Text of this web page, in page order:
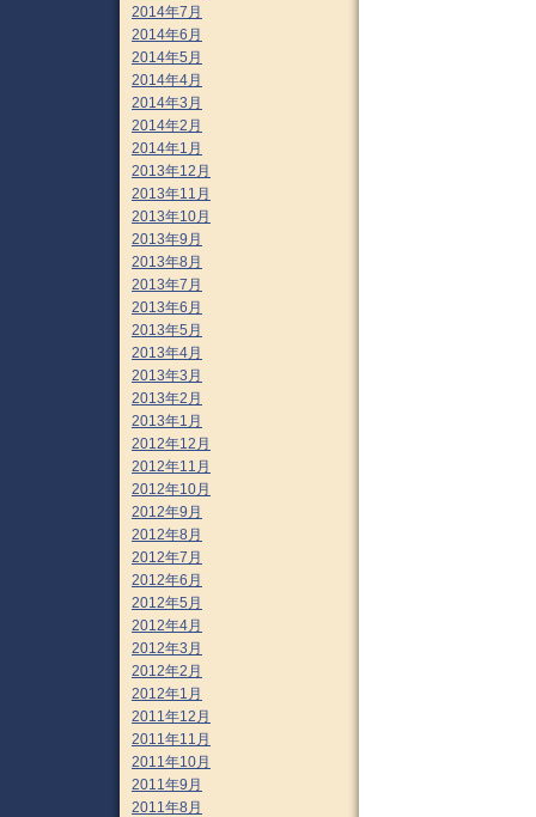
2014年7月
2014年6月
2014年5月
2014年4月
2014年3月
2014年2月
2014年1月
2013年12月
2013年11月
2013年10月
2013年9月
2013年8月
2013年7月
2013年6月
2013年5月
2013年4月
2013年3月
2013年2月
2013年1月
2012年12月
2012年11月
2012年10月
2012年9月
2012年8月
2012年7月
2012年6月
2012年5月
2012年4月
2012年3月
2012年2月
2012年1月
2011年12月
2011年11月
2011年10月
2011年9月
2011年8月